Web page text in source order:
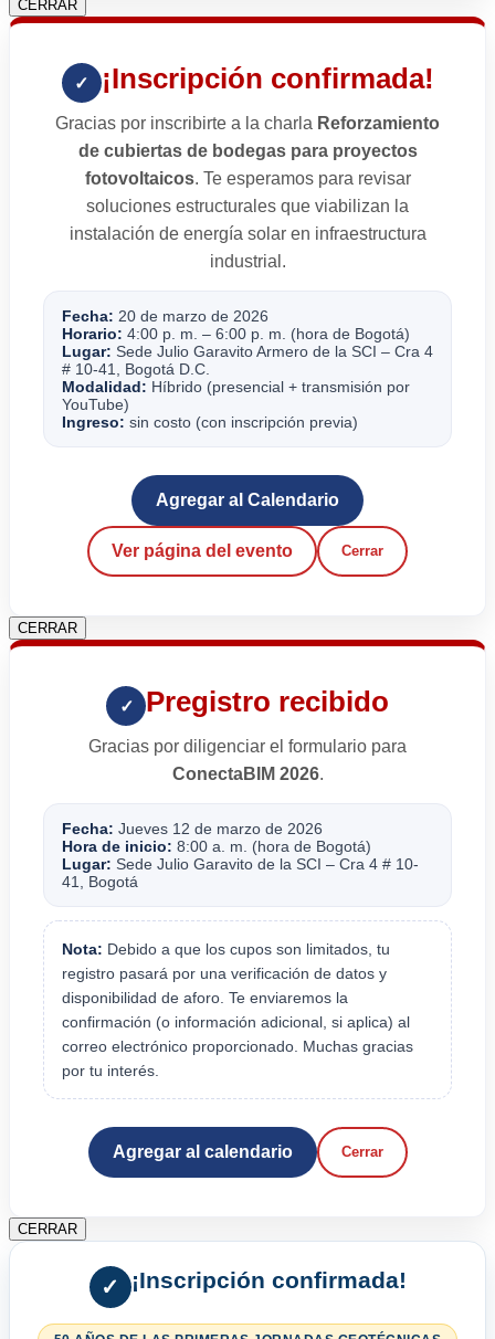
CERRAR
✓ ¡Inscripción confirmada!
Gracias por inscribirte a la charla Reforzamiento
de cubiertas de bodegas para proyectos
fotovoltaicos. Te esperamos para revisar
soluciones estructurales que viabilizan la
instalación de energía solar en infraestructura
industrial.
Fecha: 20 de marzo de 2026
Horario: 4:00 p. m. – 6:00 p. m. (hora de Bogotá)
Lugar: Sede Julio Garavito Armero de la SCI – Cra 4
# 10-41, Bogotá D.C.
Modalidad: Híbrido (presencial + transmisión por
YouTube)
Ingreso: sin costo (con inscripción previa)
Agregar al Calendario
Ver página del evento Cerrar
CERRAR
✓ Pregistro recibido
Gracias por diligenciar el formulario para
ConectaBIM 2026.
Fecha: Jueves 12 de marzo de 2026
Hora de inicio: 8:00 a. m. (hora de Bogotá)
Lugar: Sede Julio Garavito de la SCI – Cra 4 # 10-
41, Bogotá
Nota: Debido a que los cupos son limitados, tu
registro pasará por una verificación de datos y
disponibilidad de aforo. Te enviaremos la
confirmación (o información adicional, si aplica) al
correo electrónico proporcionado. Muchas gracias
por tu interés.
Agregar al calendario Cerrar
CERRAR
✓ ¡Inscripción confirmada!